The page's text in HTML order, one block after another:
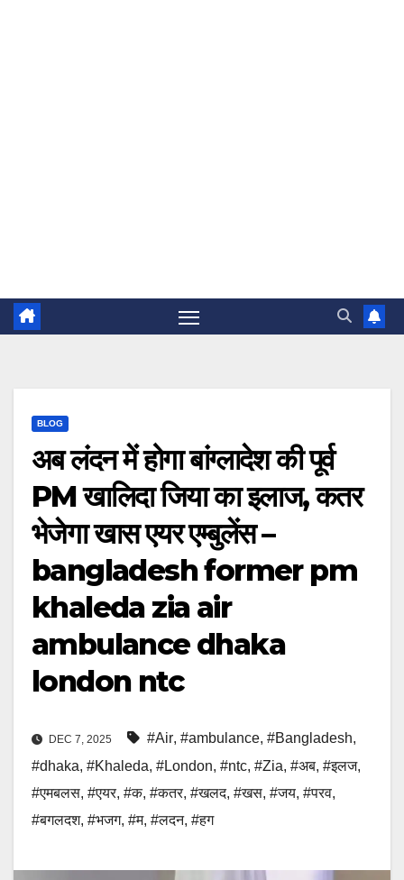
BLOG
अब लंदन में होगा बांग्लादेश की पूर्व
PM खालिदा जिया का इलाज, कतर
भेजेगा खास एयर एम्बुलेंस –
bangladesh former pm
khaleda zia air
ambulance dhaka
london ntc
DEC 7, 2025 #Air, #ambulance, #Bangladesh,
#dhaka, #Khaleda, #London, #ntc, #Zia, #अब, #इलज,
#एमबलस, #एयर, #क, #कतर, #खलद, #खस, #जय, #परव,
#बगलदश, #भजग, #म, #लदन, #हग